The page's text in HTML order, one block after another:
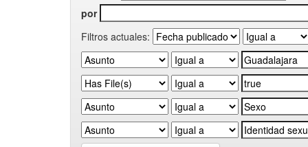
por
Filtros actuales: